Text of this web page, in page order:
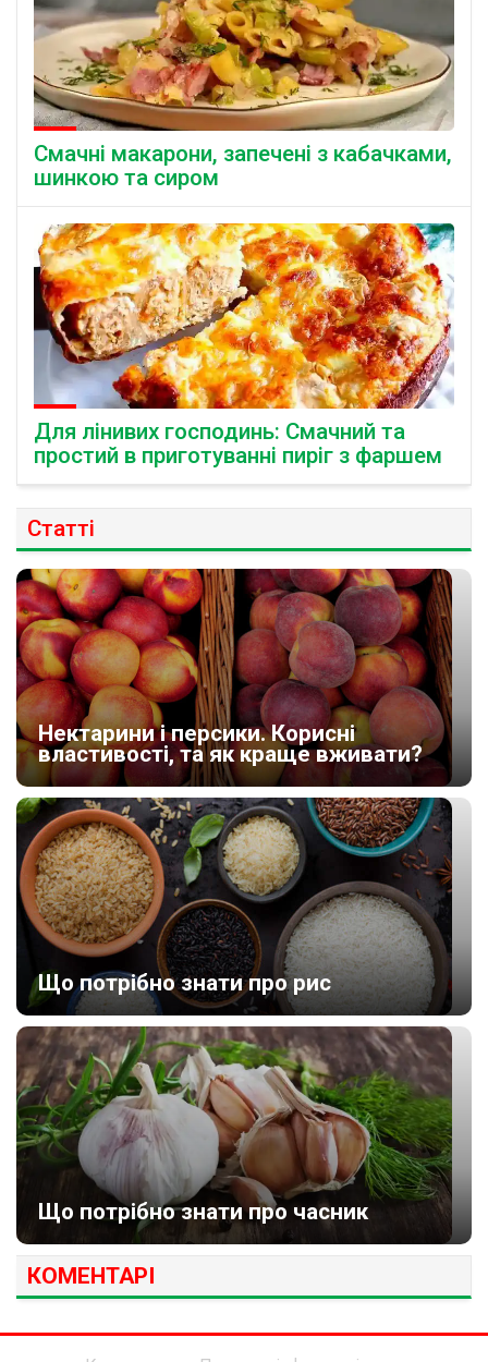
Смачні макарони, запечені з кабачками,
шинкою та сиром
Для лінивих господинь: Смачний та
простий в приготуванні пиріг з фаршем
Статті
Нектарини і персики. Корисні
властивості, та як краще вживати?
Що потрібно знати про рис
Що потрібно знати про часник
КОМЕНТАРІ